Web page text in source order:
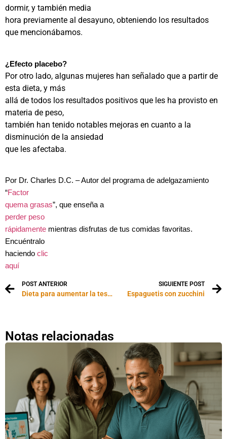
dormir, y también media
hora previamente al desayuno, obteniendo los resultados
que mencionábamos.
¿Efecto placebo?
Por otro lado, algunas mujeres han señalado que a partir de
esta dieta, y más
allá de todos los resultados positivos que les ha provisto en
materia de peso,
también han tenido notables mejoras en cuanto a la
disminución de la ansiedad
que les afectaba.
Por Dr. Charles D.C. – Autor del programa de adelgazamiento
“Factor
quema grasas”, que enseña a
perder peso
rápidamente mientras disfrutas de tus comidas favoritas.
Encuéntralo
haciendo clic
aquí
POST ANTERIOR
Dieta para aumentar la testosterona
SIGUIENTE POST
Espaguetis con zucchini
Notas relacionadas